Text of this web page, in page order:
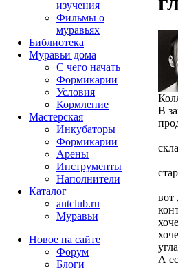
В
вот
А
изучения
Фильмы о
муравьях
Библиотека
Муравьи дома
С чего начать
Формикарии
Условия
Кормление
Мастерская
Инкубаторы
Формикарии
Арены
Инструменты
Наполнители
Каталог
antclub.ru
Муравьи
Новое на сайте
Форум
Блоги